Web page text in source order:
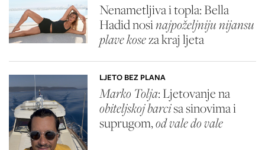
Nenametljiva i topla: Bella
Hadid nosinajpoželjniju nijansu
plave koseza kraj ljeta
LJETO BEZ PLANA
Marko Tolja: Ljetovanje na
obiteljskoj barcisa sinovima i
suprugom,od vale do vale